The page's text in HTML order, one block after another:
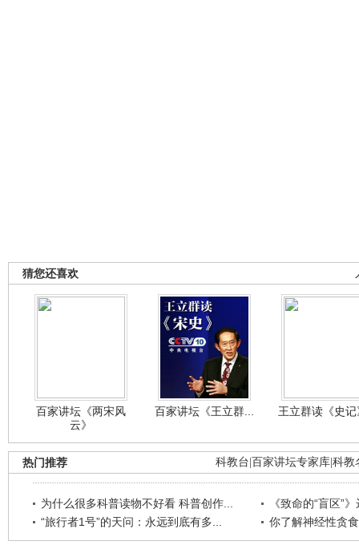
猜您还喜欢
百家讲坛《两宋风
云》
百家讲坛《王立群... 王立群读《史
科教台 百家讲坛专家库 科教
热门推荐
为什么很多科普读物不好看 科普创作...
《致命的“盲区”
“旅行者1号”的天问：永远到底有多...
你了解神经性贪